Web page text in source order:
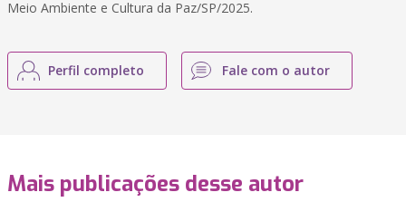
Meio Ambiente e Cultura da Paz/SP/2025.
Perfil completo Fale com o autor
Mais publicações desse autor